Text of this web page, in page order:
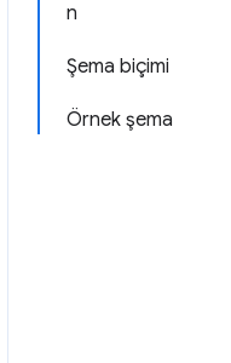
n
Şema biçimi
Örnek şema